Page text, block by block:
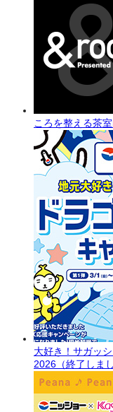
ころを整える茶
大好き！サガッ
2026（終了しまし